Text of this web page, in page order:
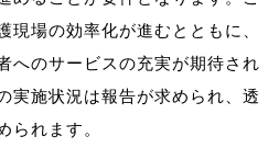
現場の効率化が進むとともに、
へのサービスの充実が期待され
実施状況は報告が求められ、透